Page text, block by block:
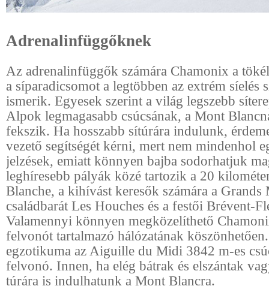
Adrenalinfüggőknek
Az adrenalinfüggők számára Chamonix a
a síparadicsomot a legtöbben az extrém síelés
ismerik. Egyesek szerint a világ legszebb
Alpok legmagasabb csúcsának, a Mont
fekszik. Ha hosszabb sítúrára indulunk,
vezető segítségét kérni, mert nem mindenhol
jelzések, emiatt könnyen bajba sodorhatjuk
leghíresebb pályák közé tartozik a 20
Blanche, a kihívást keresők számára a Grands
családbarát Les Houches és a festői Brévent-
Valamennyi könnyen megközelíthető
felvonót tartalmazó hálózatának
egzotikuma az Aiguille du Midi 3842 m-es
felvonó. Innen, ha elég bátrak és elszántak
túrára is indulhatunk a Mont Blancra.